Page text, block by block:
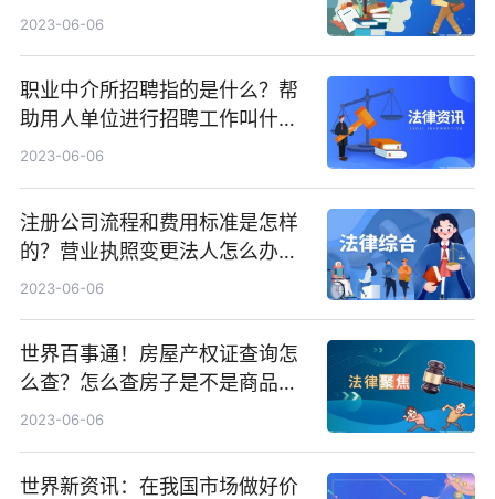
2023-06-06
职业中介所招聘指的是什么？帮
助用人单位进行招聘工作叫什
么？
2023-06-06
注册公司流程和费用标准是怎样
的？营业执照变更法人怎么办
理？ 环球报资讯
2023-06-06
世界百事通！房屋产权证查询怎
么查？怎么查房子是不是商品
房？
2023-06-06
世界新资讯：在我国市场做好价